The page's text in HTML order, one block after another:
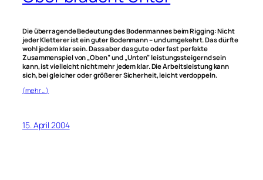
Die überragende Bedeutung des Bodenmannes beim Rigging: Nicht
jeder Kletterer ist ein guter Bodenmann – und umgekehrt. Das dürfte
wohl jedem klar sein. Dass aber das gute oder fast perfekte
Zusammenspiel von „Oben” und „Unten” leistungssteigernd sein
kann, ist vielleicht nicht mehr jedem klar. Die Arbeitsleistung kann
sich, bei gleicher oder größerer Sicherheit, leicht verdoppeln.
(mehr …)
15. April 2004